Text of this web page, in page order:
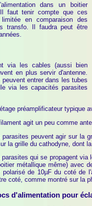
dans un boitier
faut tenir compte que ces
en comparaison des
transfo. Il faudra peut être
via les cables (aussi bien
en plus servir d'antenne.
entrer dans les tubes
via les capacités parasites
préamplificateur typique
filament agit un peu comme
parasites peuvent agir sur la
la grille du cathodyne, dont
parasites qui se propagent via
métallique même) avec
polarisé de 10µF du coté de
coté, comme montré sur la
d'alimentation pour